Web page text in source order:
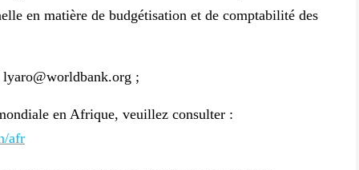
en matière de budgétisation et de comptabilité des
lyaro@worldbank.org ;
en Afrique, veuillez consulter :
afr